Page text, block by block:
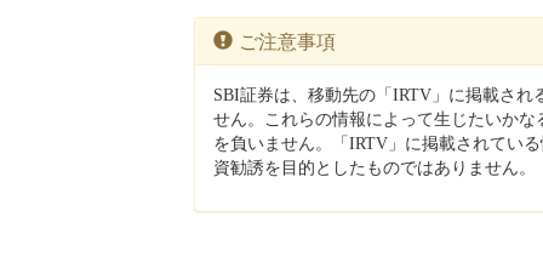
ご注意事項
SBI証券は、移動先の「IRTV」に掲載さ
せん。これらの情報によって生じたいか
を負いません。「IRTV」に掲載されてい
資勧誘を目的としたものではありません。